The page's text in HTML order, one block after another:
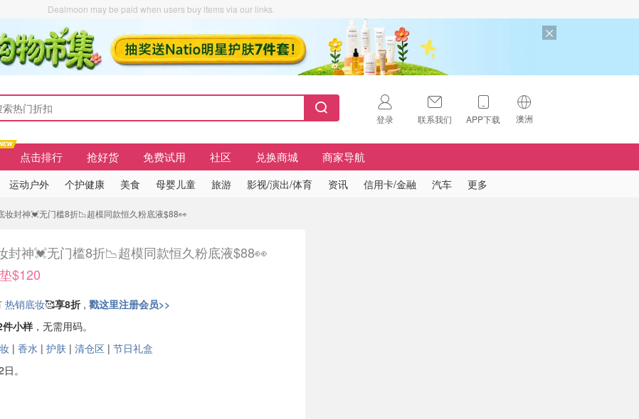
Dealmoon may be paid when users buy items via our links.
登录 联系我们 APP下载 澳洲
🇺🇸
🇨🇳中国
点击排行 抢好货 免费试用 社区 兑换商城 商家导航
运动户外 个护健康 美食 母婴儿童 旅游 影视/演出/体育 资讯 信用卡/金融 汽车 更多
妆封神💓无门槛8折📉超模同款恒久粉底液$88👀
封神💓无门槛8折📉超模同款恒久粉底液$88👀
$120
热销底妆🥰享8折 , 戳这里注册会员>>
件小样，无需用码。
| 香水 | 护肤 | 清仓区 | 节日礼盒
。